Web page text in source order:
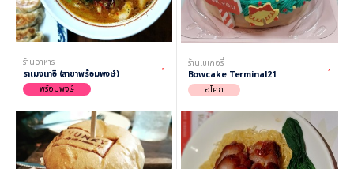
ร้านอาหาร
ราเมงเทอิ (สาขาพร้อมพงษ์)
พร้อมพงษ์
ร้านเบเกอรี่
Bowcake Terminal21
อโศก